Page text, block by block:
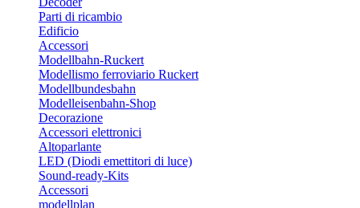
Parti di ricambio
Edificio
Accessori
Modellbahn-Ruckert
Modellismo ferroviario Ruckert
Modellbundesbahn
Modelleisenbahn-Shop
Decorazione
Accessori elettronici
Altoparlante
LED (Diodi emettitori di luce)
Sound-ready-Kits
Accessori
modellplan